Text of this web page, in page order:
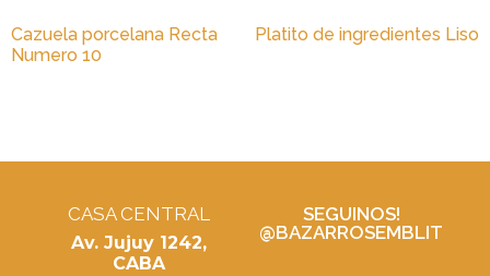
Cazuela porcelana Recta
Numero 10
Platito de ingredientes Liso
CASA CENTRAL
Av. Jujuy 1242,
CABA
SEGUINOS!
@BAZARROSEMBLIT